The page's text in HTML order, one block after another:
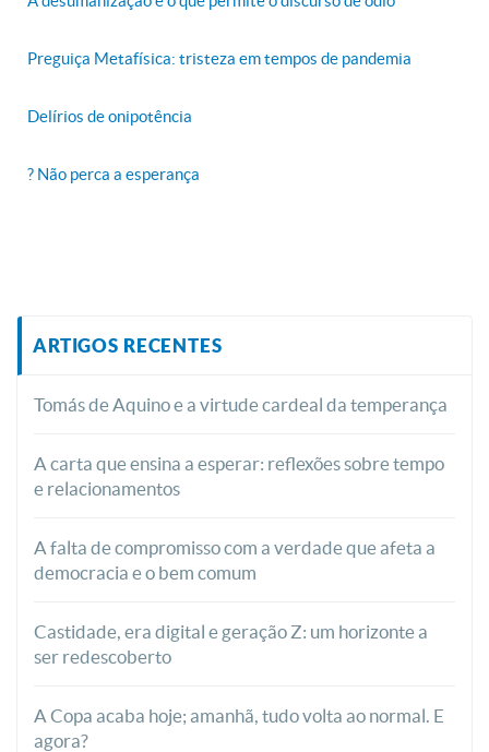
Preguiça Metafísica: tristeza em tempos de pandemia
Delírios de onipotência
? Não perca a esperança
ARTIGOS RECENTES
Tomás de Aquino e a virtude cardeal da temperança
A carta que ensina a esperar: reflexões sobre tempo
e relacionamentos
A falta de compromisso com a verdade que afeta a
democracia e o bem comum
Castidade, era digital e geração Z: um horizonte a
ser redescoberto
A Copa acaba hoje; amanhã, tudo volta ao normal. E
agora?